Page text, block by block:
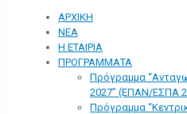
ΑΡΧΙΚΗ
ΝΕΑ
Η ΕΤΑΙΡΙΑ
ΠΡΟΓΡΑΜΜΑΤΑ
Πρόγραμμα
2027” (ΕΠΑΝ/ΕΣΠΑ
Πρόγραμμα